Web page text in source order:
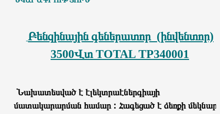
Բենզինային գեներատոր (ինվենտոր)
3500Վտ TOTAL TP340001
Նախատեսված է էլեկտրաէներգիայի
մատակարարման համար : Հագեցած է ձեռքի